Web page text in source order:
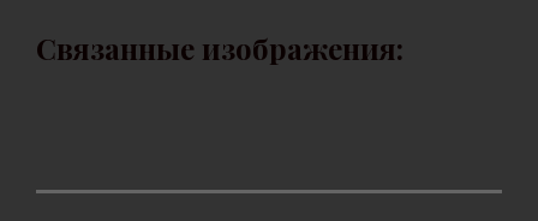
Связанные изображения: